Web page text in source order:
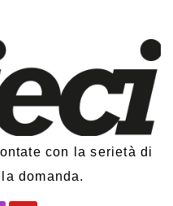
con la serietà di
domanda.